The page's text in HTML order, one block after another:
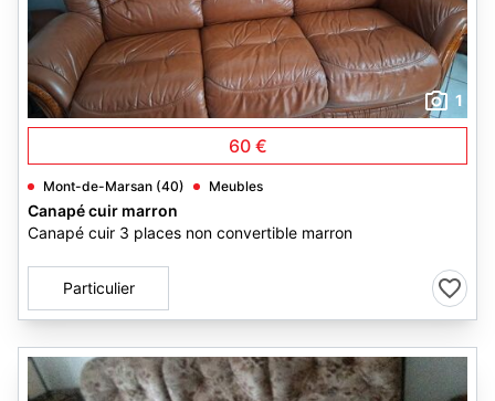
1
60 €
Mont-de-Marsan (40) Meubles
Canapé cuir marron
Canapé cuir 3 places non convertible marron
Particulier